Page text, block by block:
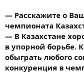
— Расскажите о
чемпионата
— В Казахстане
в упорной борьбе.
обыграть любого
конкуренция в